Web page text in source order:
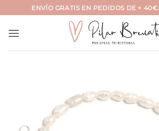
al
contenido
ENVÍO GRATIS EN PEDIDOS DE + 40€.